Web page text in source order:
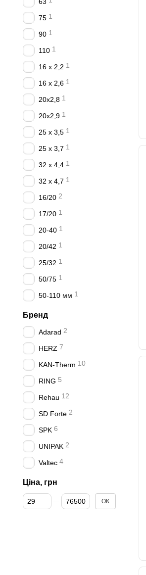
75 1
90 1
110 1
16 х 2,2 1
16 х 2,6 1
20х2,8 1
20х2,9 1
25 х 3,5 1
25 х 3,7 1
32 х 4,4 1
32 х 4,7 1
16/20 2
17/20 1
20-40 1
20/42 1
25/32 1
50/75 1
50-110 мм 1
Бренд
Adarad 2
HERZ 7
KAN-Therm 10
RING 5
Rehau 12
SD Forte 2
SPK 6
UNIPAK 2
Valtec 4
Ціна, грн
Від Ціна, грн
До Ціна, грн ОК